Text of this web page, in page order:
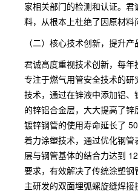
家相关部门的检测和认证。
料，从根本上杜绝了因原材料
（二）核心技术创新，提升
君诚高度重视技术创新，每年
专注于燃气用管安全技术的
技术，通过在锌液中添加铝
的锌铝合金层，大大提高了
镀锌钢管的使用寿命延长了
着力涂塑技术，通过优化钢
层与钢管基体的结合力达到
要求，有效解决了传统涂塑
主研发的双面埋弧螺旋缝焊接